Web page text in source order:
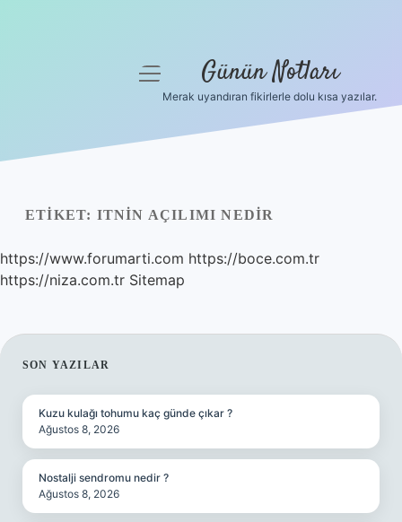
Yasal Uyarı
Hakkımızda
menüyü
Günün Notları
Merak uyandıran fikirlerle dolu kısa yazılar.
ETIKET: ITNIN AÇILIMI NEDIR
https://www.forumarti.com https://boce.com.tr
https://niza.com.tr Sitemap
SIDEBAR
SON YAZILAR
Kuzu kulağı tohumu kaç günde çıkar ?
Ağustos 8, 2026
Nostalji sendromu nedir ?
Ağustos 8, 2026